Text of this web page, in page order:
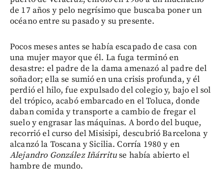
de 17 años y pelo negrísimo que buscaba poner un
océano entre su pasado y su presente.
Pocos meses antes se había escapado de casa con
una mujer mayor que él. La fuga terminó en
desastre: el padre de la dama amenazó al padre del
soñador; ella se sumió en una crisis profunda, y él
perdió el hilo, fue expulsado del colegio y, bajo el sol
del trópico, acabó embarcado en el Toluca, donde
daban comida y transporte a cambio de fregar el
suelo y engrasar las máquinas. A bordo del buque,
recorrió el curso del Misisipi, descubrió Barcelona y
alcanzó la Toscana y Sicilia. Corría 1980 y en
Alejandro González Iñárrituse había abierto el
hambre de mundo.